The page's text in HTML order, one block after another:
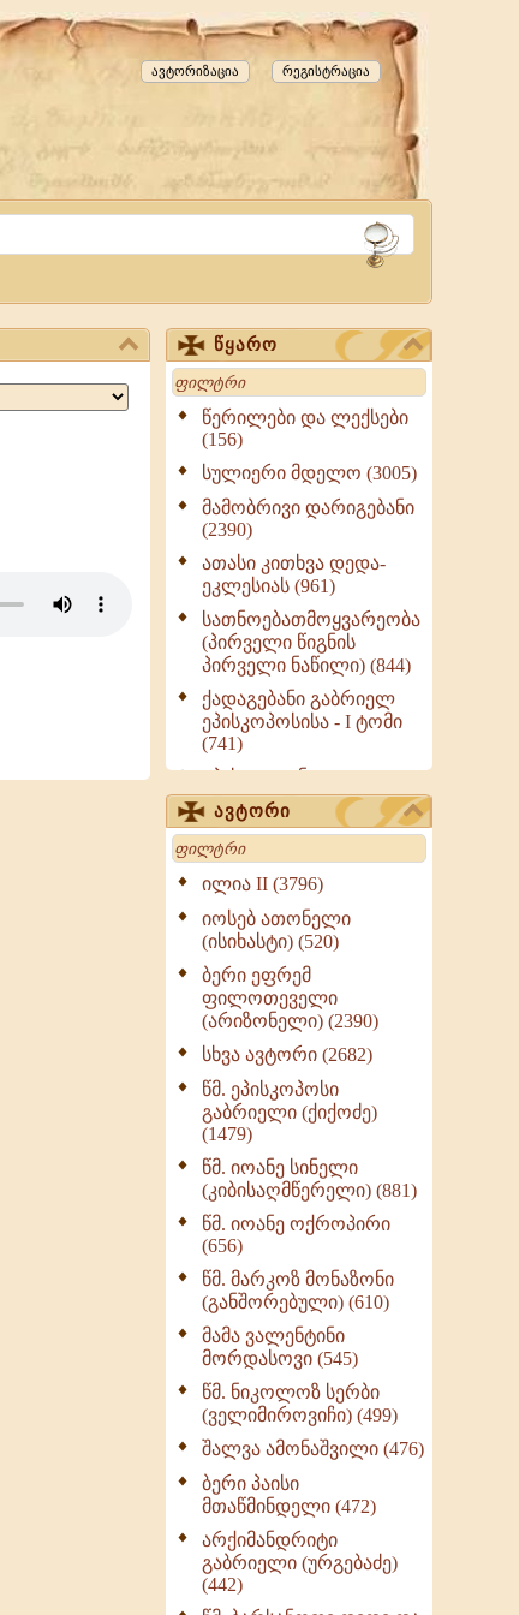
რეგისტრაცია
ავტორიზაცია
წყარო
Search
წერილები და ლექსები
(156)
სულიერი მდელო (3005)
მამობრივი დარიგებანი
(2390)
ათასი კითხვა დედა-
ეკლესიას (961)
სათნოებათმოყვარეობა
(პირველი წიგნის
პირველი ნაწილი) (844)
ქადაგებანი გაბრიელ
ეპისკოპოსისა - I ტომი
(741)
ეპისტოლენი,
ქადაგებანი, სიტყვანი
(ნაწილი III) (723)
მოძღვრის ძალზე
სასარგებლო რჩევები
მრევლისათვის (545)
Wisdomge (514)
ქადაგებანი გაბრიელ
ეპისკოპოსისა - II ტომი
(370)
სულიერი ცხოვრების
სახელმძღვანელო -
ნაწილი II (369)
ღმერთი და ადამიანები
(287)
ბერის დიადემა (278)
მონაზვნური
გამოცდილების
ოთხი ასეული თავი
სიყვარულის შესახებ
(259)
ავტორი
Search
ილია II (3796)
იოსებ ათონელი
(ისიხასტი) (520)
ბერი ეფრემ
ფილოთეველი
(არიზონელი) (2390)
სხვა ავტორი (2682)
წმ. ეპისკოპოსი
გაბრიელი (ქიქოძე)
(1479)
წმ. იოანე სინელი
(კიბისაღმწერელი) (881)
წმ. იოანე ოქროპირი
(656)
წმ. მარკოზ მონაზონი
(განშორებული) (610)
მამა ვალენტინი
მორდასოვი (545)
წმ. ნიკოლოზ სერბი
(ველიმიროვიჩი) (499)
შალვა ამონაშვილი (476)
ბერი პაისი
მთაწმინდელი (472)
არქიმანდრიტი
გაბრიელი (ურგებაძე)
(442)